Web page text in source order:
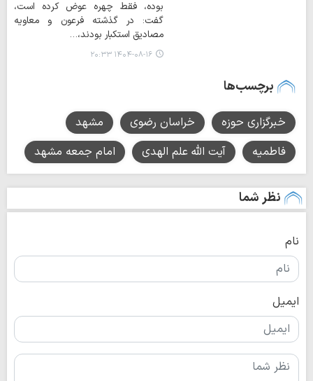
بوده، فقط چهره عوض کرده است،
گفت: در گذشته فرعون و معاویه
مصادیق استکبار بودند،…
۱۴۰۴-۰۸-۱۶ ۲۰:۳۳
برچسب‌ها
خبرگزاری حوزه خراسان رضوی
مشهد
فاطمیه
آیت الله علم الهدی امام جمعه مشهد
نظر شما
نام
ایمیل